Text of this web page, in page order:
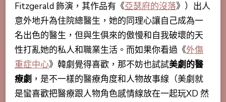
Fitzgerald 飾演，其作品有《亞瑟府的沒落》）出人
意外地升為住院總醫生，她的同理心讓自己成為一
名出色的醫生，但與生俱來的傲慢和自我破壞的天
性打亂她的私人和職業生活。而如果你看過《外傷
重症中心》韓劇覺得喜歡，那不妨也試試美劇的醫
療劇 ，是不一樣的醫療角度和人物故事線（美劇就
是蠻喜歡把醫療跟人物角色感情線放在一起玩XD 然